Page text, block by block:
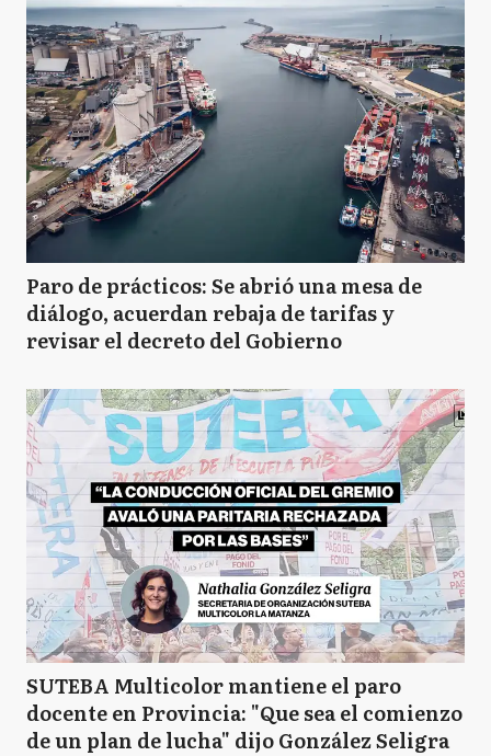
Paro de prácticos: Se abrió una mesa de
diálogo, acuerdan rebaja de tarifas y
revisar el decreto del Gobierno
SUTEBA Multicolor mantiene el paro
docente en Provincia: "Que sea el comienzo
de un plan de lucha" dijo González Seligra